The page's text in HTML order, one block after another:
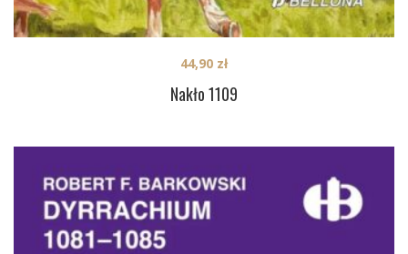
Nakło 1109
44,90 zł